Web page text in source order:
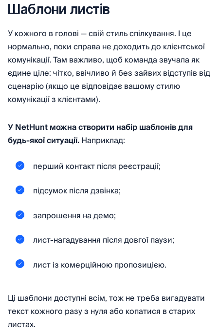
Шаблони листів
У кожного в голові — свій стиль спілкування. І це
нормально, поки справа не доходить до клієнтської
комунікації. Там важливо, щоб команда звучала як
єдине ціле: чітко, ввічливо й без зайвих відступів від
сценарію (якщо це відповідає вашому стилю
комунікації з клієнтами).
У NetHunt можна створити набір шаблонів для
будь-якої ситуації.Наприклад:
перший контакт після реєстрації;
підсумок після дзвінка;
запрошення на демо;
лист-нагадування після довгої паузи;
лист із комерційною пропозицією.
Ці шаблони доступні всім, тож не треба вигадувати
текст кожного разу з нуля або копатися в старих
листах.